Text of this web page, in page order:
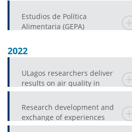
Estudios de Política
Alimentaria (GEPA)
2022
ULagos researchers deliver
results on air quality in
Castro
Research development and
exchange of experiences
mark IV Chile-Japan